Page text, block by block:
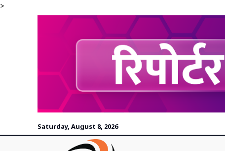
>
Saturday, August 8, 2026